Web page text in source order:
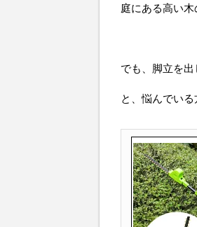
庭にある高い
でも、脚立を
と、悩んでい